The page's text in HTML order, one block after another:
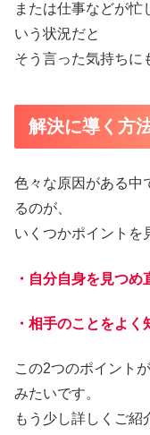
または仕事などが忙
いう状況だと
そう言った気持ちに
解決に導く方
色々な原因がある中
るのが、
いくつかポイントを
・自分自身を見つめ
・相手のことをよく
この2つのポイント
みたいです。
もう少し詳しくご紹